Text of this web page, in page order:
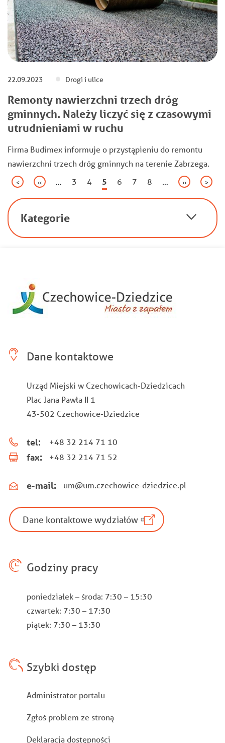
22.09.2023 Drogi i ulice
Remonty nawierzchni trzech dróg
gminnych. Należy liczyć się z czasowymi
utrudnieniami w ruchu
Firma Budimex informuje o przystąpieniu do remontu
nawierzchni trzech dróg gminnych na terenie Zabrzega.
Stronicowanie
Pierwsza
<
Poprzednia
‹‹ … Page
3 Page
4
Bieżąca
5 Page
6 Page
7 Page
8 …
Następna
›› >
Kategorie
Dane kontaktowe
Urząd Miejski w Czechowicach-Dziedzicach
Plac Jana Pawła II 1
43-502 Czechowice-Dziedzice
tel: +48 32 214 71 10
fax: +48 32 214 71 52
e-mail: um@um.czechowice-dziedzice.pl
Dane kontaktowe wydziałów
Godziny pracy
poniedziałek – środa: 7:30 – 15:30
czwartek: 7:30 – 17:30
piątek: 7:30 – 13:30
Szybki dostęp
Stopka
Administrator portalu
Zgłoś problem ze stroną
Deklaracja dostępności